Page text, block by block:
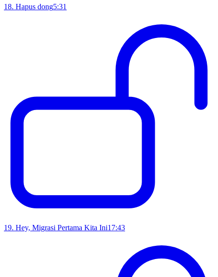
18. Hapus dong5:31
19. Hey, Migrasi Pertama Kita Ini17:43